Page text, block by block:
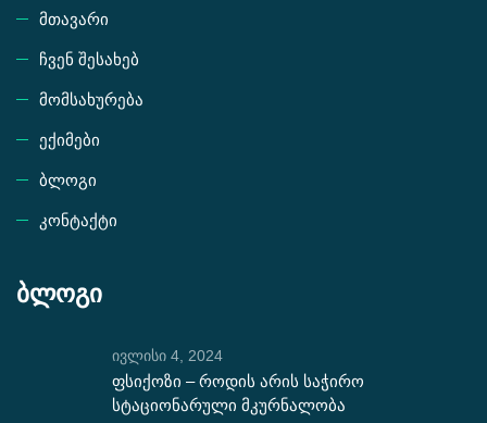
მთავარი
ჩვენ შესახებ
მომსახურება
ექიმები
ბლოგი
კონტაქტი
ბლოგი
ივლისი 4, 2024
ფსიქოზი – როდის არის საჭირო
სტაციონარული მკურნალობა